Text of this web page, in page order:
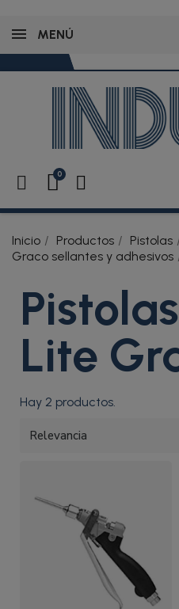
MENÚ
Inicio Productos Pistolas
Graco sellantes y adhesivos
Lite
Hay 2 productos.